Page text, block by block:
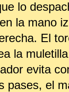
lo
la mano
El
la
evita
pases, el